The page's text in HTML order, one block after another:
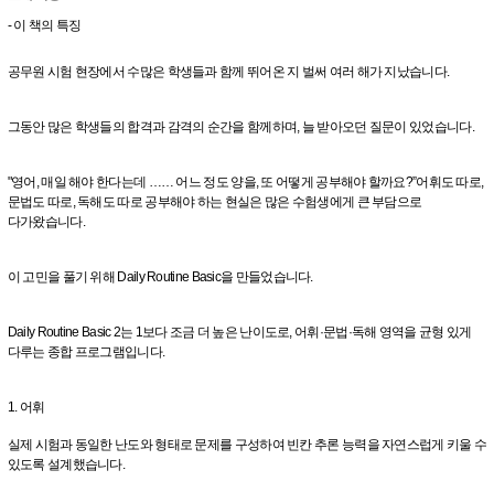
- 이 책의 특징
공무원 시험 현장에서 수많은 학생들과 함께 뛰어온 지 벌써 여러 해가 지났습니다.
그동안 많은 학생들의 합격과 감격의 순간을 함께하며, 늘 받아오던 질문이 있었습니다.
"영어, 매일 해야 한다는데 …… 어느 정도 양을, 또 어떻게 공부해야 할까요?”어휘도 따로,
문법도 따로, 독해도 따로 공부해야 하는 현실은 많은 수험생에게 큰 부담으로
다가왔습니다.
이 고민을 풀기 위해 Daily Routine Basic을 만들었습니다.
Daily Routine Basic 2는 1보다 조금 더 높은 난이도로, 어휘·문법·독해 영역을 균형 있게
다루는 종합 프로그램입니다.
1. 어휘
실제 시험과 동일한 난도와 형태로 문제를 구성하여 빈칸 추론 능력을 자연스럽게 키울 수
있도록 설계했습니다.